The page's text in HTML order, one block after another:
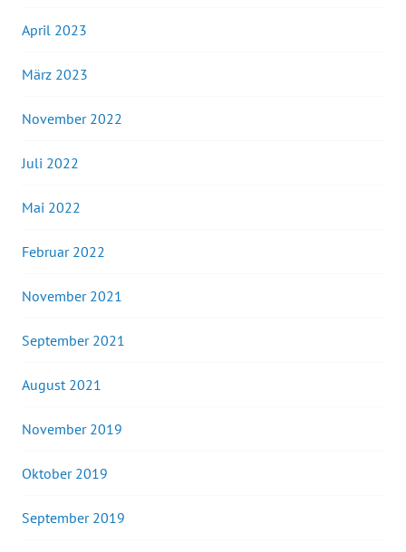
April 2023
März 2023
November 2022
Juli 2022
Mai 2022
Februar 2022
November 2021
September 2021
August 2021
November 2019
Oktober 2019
September 2019